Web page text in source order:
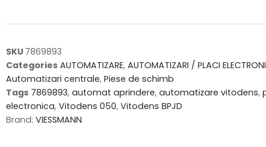
SKU 7869893
Categories AUTOMATIZARE, AUTOMATIZARI / PLACI
Automatizari centrale, Piese de schimb
Tags 7869893, automat aprindere, automatizare vitodens,
electronica, Vitodens 050, Vitodens BPJD
Brand: VIESSMANN